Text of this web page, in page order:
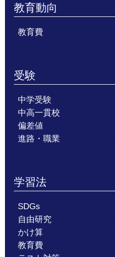
教育動向
教育費
受験
中学受験
中高一貫校
偏差値
進路・職業
学習法
SDGs
自由研究
かけ算
教育費